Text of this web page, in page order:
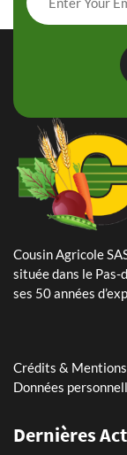
Cousin Agricole
située dans le
ses 50 années
Crédits &
Données
Dernières
24 Mai 2024
Plantation de
Arrachage de
Assistant(e) paie